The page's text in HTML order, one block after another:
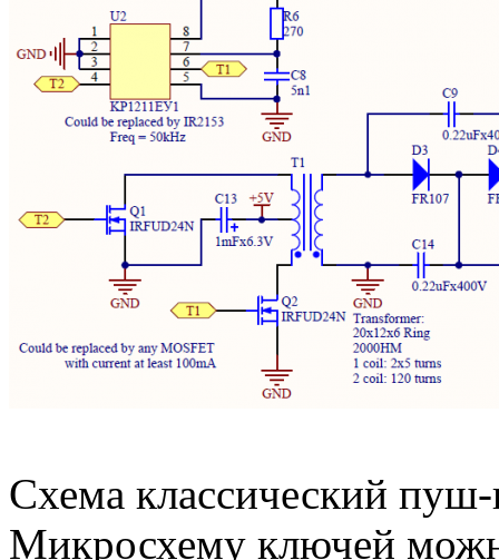
Схема классический
Микросхему ключей